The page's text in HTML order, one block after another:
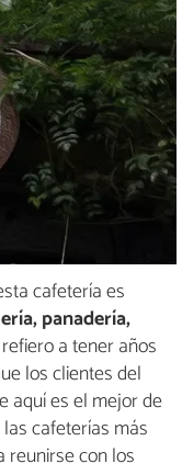
cafetería es
panadería,
a tener años
los clientes del
aquí es el mejor de
cafeterías más
reunirse con los